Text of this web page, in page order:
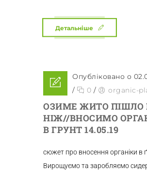
Детальніше
Опубліковано о
/
0 / organic-
ОЗИМЕ ЖИТО ПІШЛО
НІЖ//ВНОСИМО
В ГРУНТ 14.05.19
сюжет про вносення органіки в
Вирощуємо та заробляємо